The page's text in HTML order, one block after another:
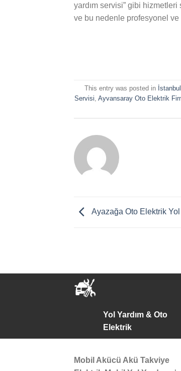
yardım servisi” gibi
ve bu nedenle profesyonel ve
This entry was posted in
Servisi, Ayvansaray Oto Elektrik
Ayazağa Oto Elektrik Yol
Yol Yardım & Oto
Elektrik
Mobil Akücü Akü Takviye